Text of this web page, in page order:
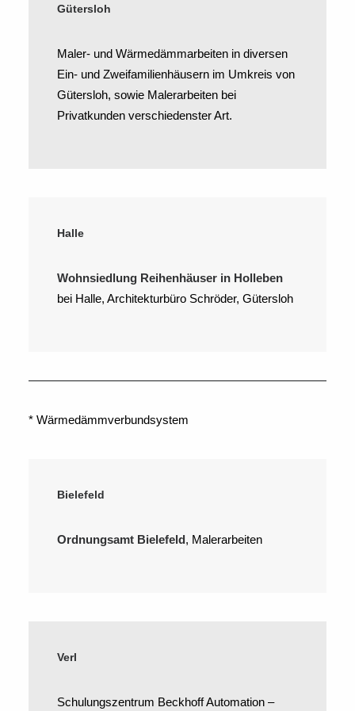
Gütersloh
Maler- und Wärmedämmarbeiten in diversen
Ein- und Zweifamilienhäusern im Umkreis von
Gütersloh, sowie Malerarbeiten bei
Privatkunden verschiedenster Art.
Halle
Wohnsiedlung Reihenhäuser in Holleben
bei Halle, Architekturbüro Schröder, Gütersloh
* Wärmedämmverbundsystem
Bielefeld
Ordnungsamt Bielefeld, Malerarbeiten
Verl
Schulungszentrum Beckhoff Automation –